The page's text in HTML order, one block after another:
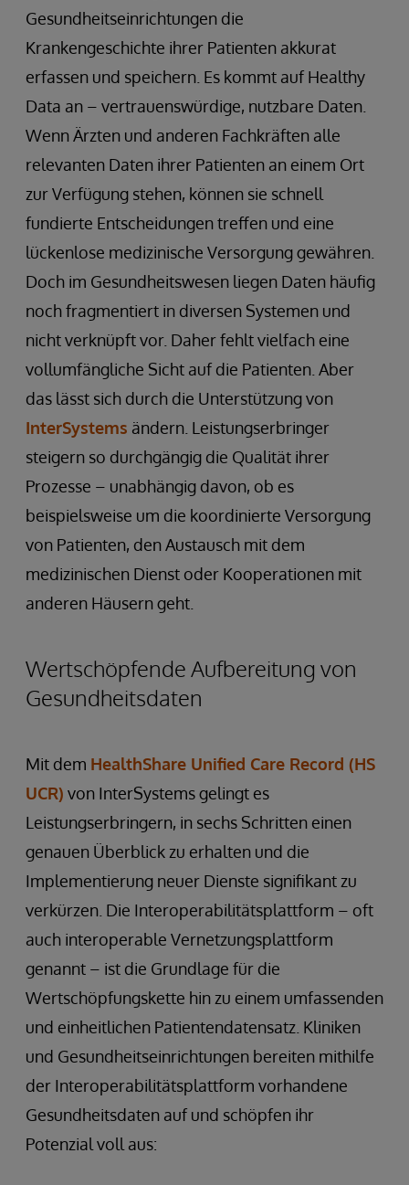
Gesundheitseinrichtungen die
Krankengeschichte ihrer Patienten akkurat
erfassen und speichern. Es kommt auf Healthy
Data an – vertrauenswürdige, nutzbare Daten.
Wenn Ärzten und anderen Fachkräften alle
relevanten Daten ihrer Patienten an einem Ort
zur Verfügung stehen, können sie schnell
fundierte Entscheidungen treffen und eine
lückenlose medizinische Versorgung gewähren.
Doch im Gesundheitswesen liegen Daten häufig
noch fragmentiert in diversen Systemen und
nicht verknüpft vor. Daher fehlt vielfach eine
vollumfängliche Sicht auf die Patienten. Aber
das lässt sich durch die Unterstützung von
InterSystems ändern. Leistungserbringer
steigern so durchgängig die Qualität ihrer
Prozesse – unabhängig davon, ob es
beispielsweise um die koordinierte Versorgung
von Patienten, den Austausch mit dem
medizinischen Dienst oder Kooperationen mit
anderen Häusern geht.
Wertschöpfende Aufbereitung von
Gesundheitsdaten
Mit dem HealthShare Unified Care Record (HS
UCR) von InterSystems gelingt es
Leistungserbringern, in sechs Schritten einen
genauen Überblick zu erhalten und die
Implementierung neuer Dienste signifikant zu
verkürzen. Die Interoperabilitätsplattform – oft
auch interoperable Vernetzungsplattform
genannt – ist die Grundlage für die
Wertschöpfungskette hin zu einem umfassenden
und einheitlichen Patientendatensatz. Kliniken
und Gesundheitseinrichtungen bereiten mithilfe
der Interoperabilitätsplattform vorhandene
Gesundheitsdaten auf und schöpfen ihr
Potenzial voll aus: